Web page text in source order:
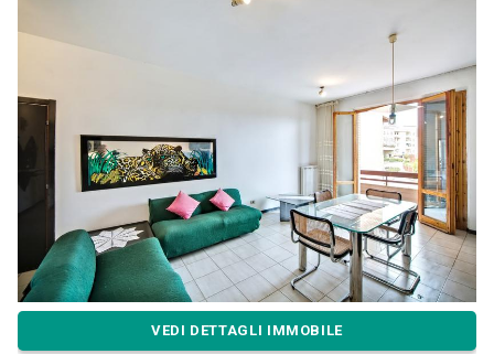
VEDI DETTAGLI IMMOBILE